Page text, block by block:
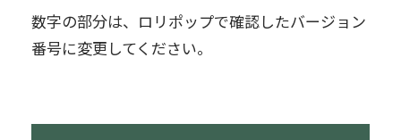
数字の部分は、ロリポップで確認したバージョン
番号に変更してください。